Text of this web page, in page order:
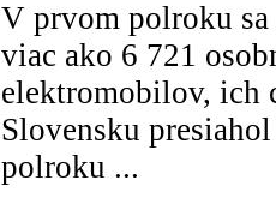
V prvom polroku
viac ako 6 721
elektromobilov, ich
Slovensku
polroku ...